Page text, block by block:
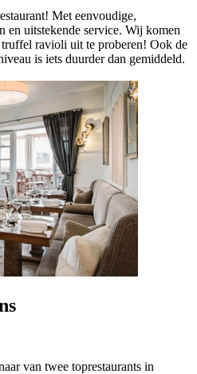
Met eenvoudige,
en uitstekende service. Wij komen
truffel ravioli uit te proberen! Ook de
is iets duurder dan gemiddeld.
van twee toprestaurants in